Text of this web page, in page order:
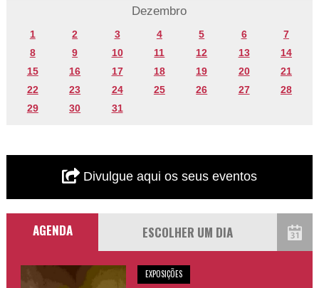
Dezembro
1 2 3 4 5 6
7
8
9 10 11 12 13
14
15
16 17 18 19 20
21
22
23 24 25 26 27
28
29
30 31
Divulgue aqui os seus eventos
AGENDA
EXPOSIÇÕES